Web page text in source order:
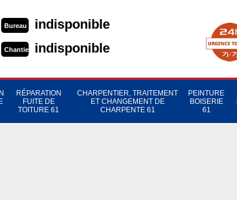
Bureau indisponible
Chantier indisponible
RÉPARATION
FUITE DE
TOITURE 61
CHARPENTIER, TRAITEMENT
ET CHANGEMENT DE
CHARPENTE 61
PEINTURE
BOISERIE
61